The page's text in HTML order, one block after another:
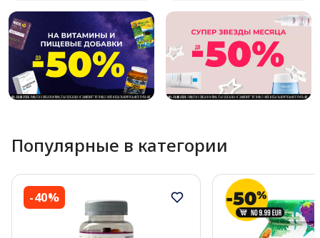
Популярные в категории
-40%